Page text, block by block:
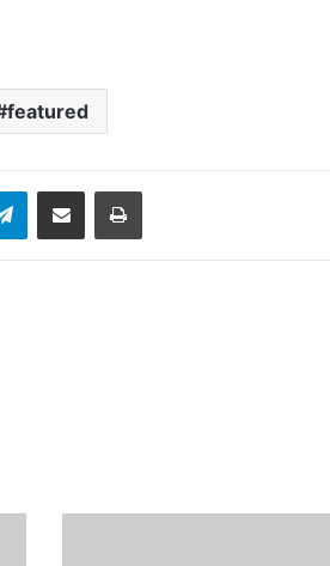
featured
TelegramShare via Email Print